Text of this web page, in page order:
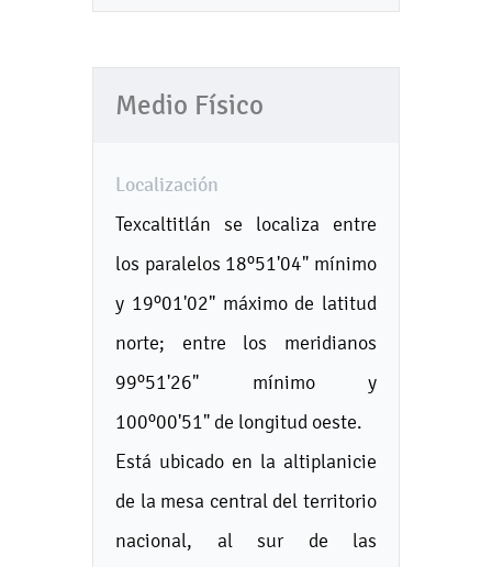
Medio Físico
Localización
Texcaltitlán se localiza entre
los paralelos 18º51'04" mínimo
y 19º01'02" máximo de latitud
norte; entre los meridianos
99º51'26" mínimo y
100º00'51" de longitud oeste.
Está ubicado en la altiplanicie
de la mesa central del territorio
nacional, al sur de las